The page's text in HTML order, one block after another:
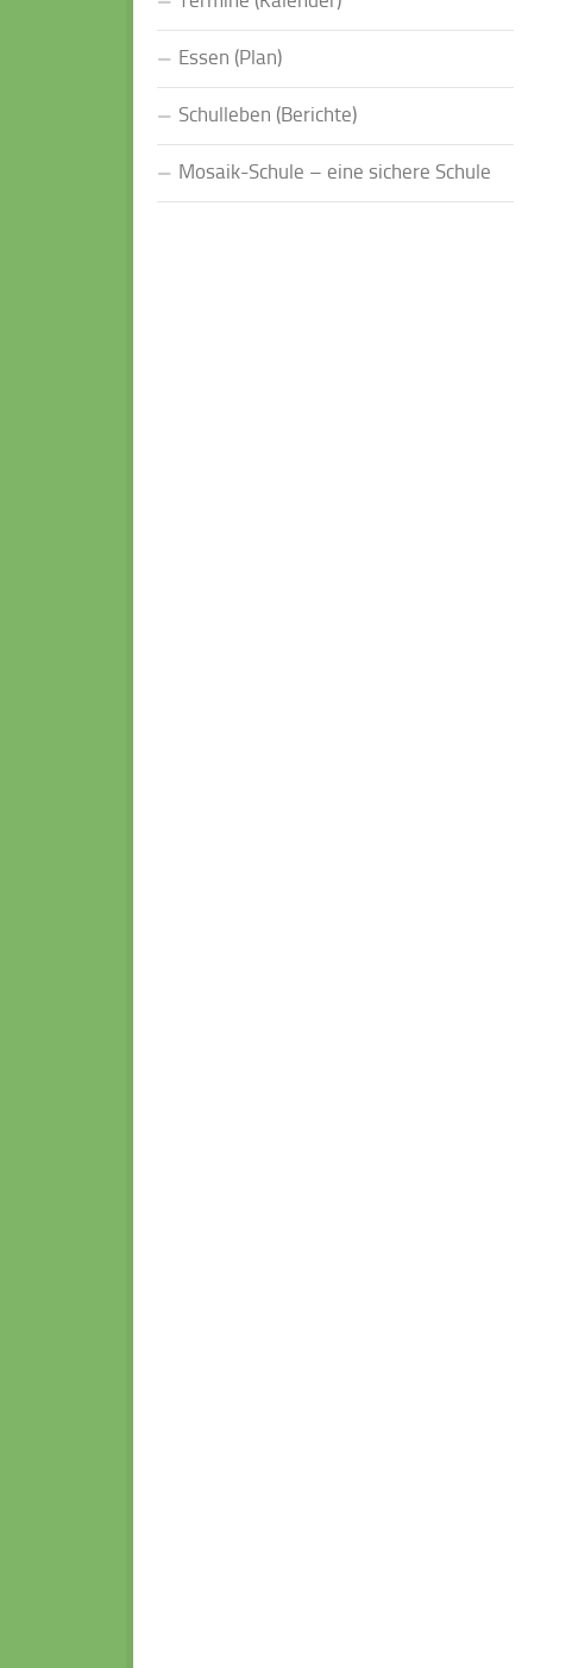
Essen (Plan)
Schulleben (Berichte)
Mosaik-Schule – eine sichere Schule